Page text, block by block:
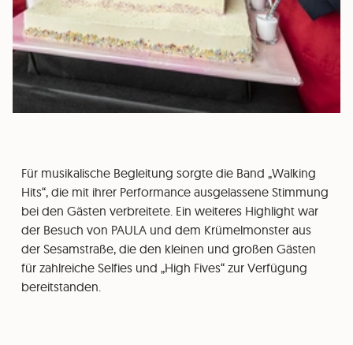
Für musikalische Begleitung sorgte die Band „Walking
Hits“, die mit ihrer Performance ausgelassene Stimmung
bei den Gästen verbreitete. Ein weiteres Highlight war
der Besuch von PAULA und dem Krümelmonster aus
der Sesamstraße, die den kleinen und großen Gästen
für zahlreiche Selfies und „High Fives“ zur Verfügung
bereitstanden.